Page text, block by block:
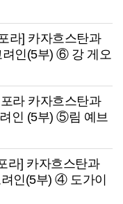
라] 카자흐스탄과
려인(5부) ⑥ 강 게오
리 스따니슬라브
라 카자흐스탄과
인 (5부) ⑤림 예브
산더 니콜라이비
라] 카자흐스탄과
인(5부) ④ 도가이
치